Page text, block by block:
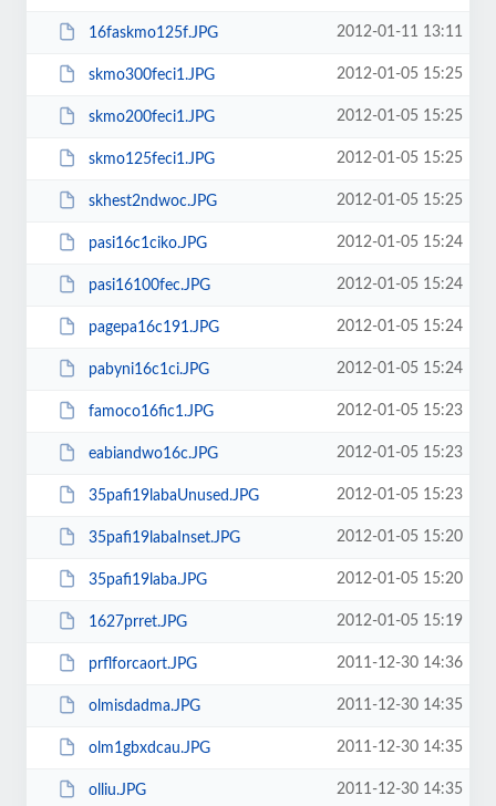
16faskmo125f.JPG 2012-01-11 13:11
skmo300feci1.JPG 2012-01-05 15:25
skmo200feci1.JPG 2012-01-05 15:25
skmo125feci1.JPG 2012-01-05 15:25
skhest2ndwoc.JPG 2012-01-05 15:25
pasi16c1ciko.JPG 2012-01-05 15:24
pasi16100fec.JPG 2012-01-05 15:24
pagepa16c191.JPG 2012-01-05 15:24
pabyni16c1ci.JPG 2012-01-05 15:24
famoco16fic1.JPG 2012-01-05 15:23
eabiandwo16c.JPG 2012-01-05 15:23
35pafi19labaUnused.JPG 2012-01-05 15:23
35pafi19labaInset.JPG 2012-01-05 15:20
35pafi19laba.JPG 2012-01-05 15:20
1627prret.JPG 2012-01-05 15:19
prflforcaort.JPG 2011-12-30 14:36
olmisdadma.JPG 2011-12-30 14:35
olm1gbxdcau.JPG 2011-12-30 14:35
olliu.JPG 2011-12-30 14:35